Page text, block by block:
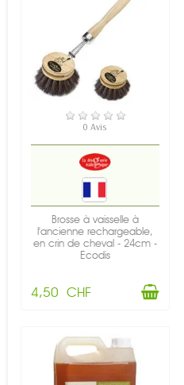
EN STOCK
0 Avis
Brosse à vaisselle à
l'ancienne rechargeable,
en crin de cheval - 24cm -
Ecodis
4,50 CHF